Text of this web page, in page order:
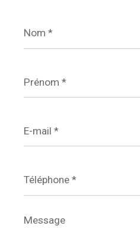
*
*
mail
*
*
Message
*